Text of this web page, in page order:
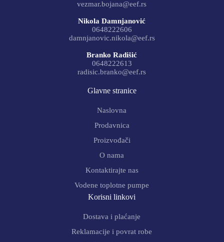
vezmar.bojana@eef.rs
Nikola Damnjanović
0648222606
damnjanovic.nikola@eef.rs
Branko Radišić
0648222613
radisic.branko@eef.rs
Glavne stranice
Naslovna
Prodavnica
Proizvođači
O nama
Kontaktirajte nas
Vodene toplotne pumpe
Korisni linkovi
Dostava i plaćanje
Reklamacije i povrat robe